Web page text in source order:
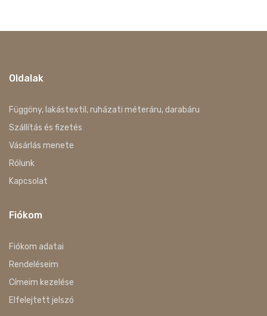
Oldalak
Függöny, lakástextil, ruházati méteráru, darabáru
Szállítás és fizetés
Vásárlás menete
Rólunk
Kapcsolat
Fiókom
Fiókom adatai
Rendeléseim
Címeim kezelése
Elfelejtett jelszó